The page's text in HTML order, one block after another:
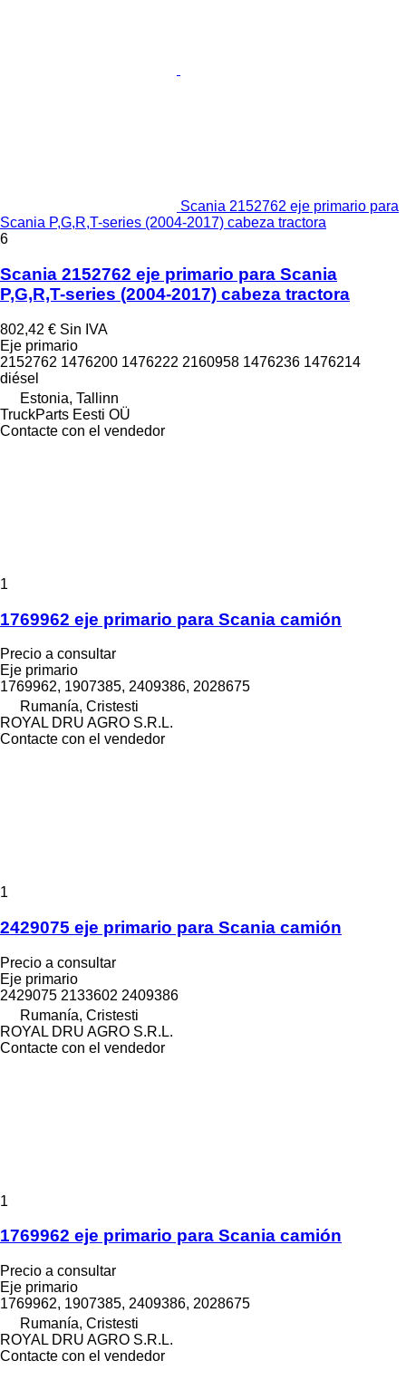
Scania 2152762 eje primario para
Scania P,G,R,T-series (2004-2017) cabeza tractora
6
Scania 2152762 eje primario para Scania
P,G,R,T-series (2004-2017) cabeza tractora
802,42 € Sin IVA
Eje primario
2152762 1476200 1476222 2160958 1476236 1476214
diésel
Estonia, Tallinn
TruckParts Eesti OÜ
Contacte con el vendedor
1
1769962 eje primario para Scania camión
Precio a consultar
Eje primario
1769962, 1907385, 2409386, 2028675
Rumanía, Cristesti
ROYAL DRU AGRO S.R.L.
Contacte con el vendedor
1
2429075 eje primario para Scania camión
Precio a consultar
Eje primario
2429075 2133602 2409386
Rumanía, Cristesti
ROYAL DRU AGRO S.R.L.
Contacte con el vendedor
1
1769962 eje primario para Scania camión
Precio a consultar
Eje primario
1769962, 1907385, 2409386, 2028675
Rumanía, Cristesti
ROYAL DRU AGRO S.R.L.
Contacte con el vendedor